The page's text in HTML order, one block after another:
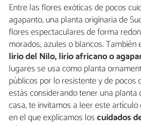
Entre las flores exóticas de pocos
agapanto, una planta originaria de
flores espectaculares de forma
morados, azules o blancos. También
lirio del Nilo, lirio africano o
lugares se usa como planta
públicos por lo resistente y de pocos
estás considerando tener una planta
casa, te invitamos a leer este
en el que explicamos loscuidados